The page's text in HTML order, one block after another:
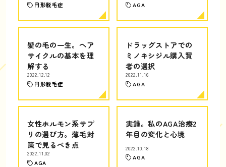
円形脱毛症 AGA
髪の毛の一生。ヘア
サイクルの基本を理
解する
2022.12.12
円形脱毛症
ドラッグストアでの
ミノキシジル購入賢
者の選択
2022.11.16
AGA
女性ホルモン系サプ
リの選び方。薄毛対
策で見るべき点
2022.11.02
AGA
実録。私のAGA治療2
年目の変化と心境
2022.10.18
AGA